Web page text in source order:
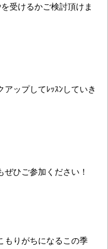
受けるかご検討頂けま
アップしてﾚｯｽﾝしていき
ひご参加ください！
もりがちになるこの季